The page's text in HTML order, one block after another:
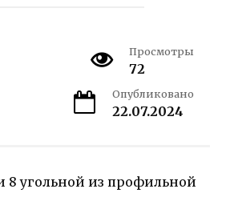
Просмотры
72
Опубликовано
22.07.2024